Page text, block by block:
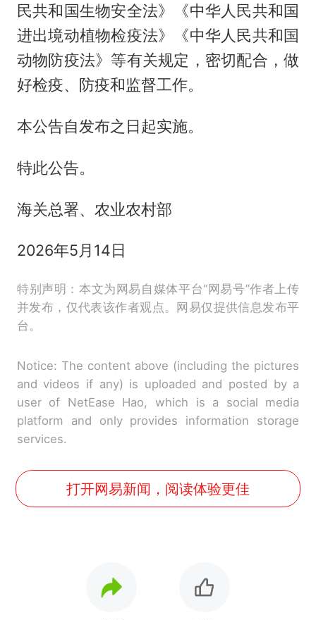
民共和国生物安全法》《中华人民共和国
进出境动植物检疫法》《中华人民共和国
动物防疫法》等有关规定，密切配合，做
好检疫、防疫和监督工作。
本公告自发布之日起实施。
特此公告。
海关总署、农业农村部
2026年5月14日
特别声明：本文为网易自媒体平台“网易号”作者上传
并发布，仅代表该作者观点。网易仅提供信息发布平
台。
Notice: The content above (including the pictures
and videos if any) is uploaded and posted by a
user of NetEase Hao, which is a social media
platform and only provides information storage
services.
打开网易新闻，阅读体验更佳